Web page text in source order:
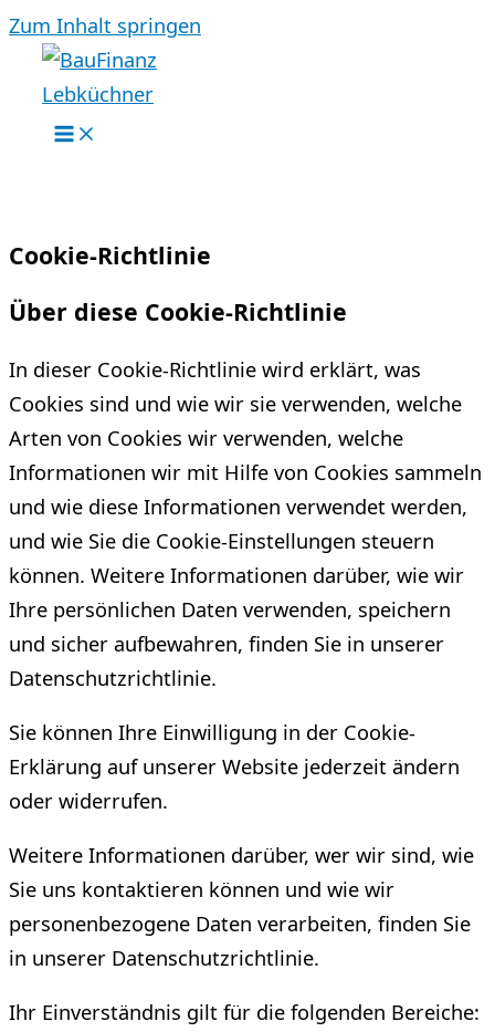
Zum Inhalt springen
Cookie-Richtlinie
Über diese Cookie-Richtlinie
In dieser Cookie-Richtlinie wird erklärt, was
Cookies sind und wie wir sie verwenden, welche
Arten von Cookies wir verwenden, welche
Informationen wir mit Hilfe von Cookies sammeln
und wie diese Informationen verwendet werden,
und wie Sie die Cookie-Einstellungen steuern
können. Weitere Informationen darüber, wie wir
Ihre persönlichen Daten verwenden, speichern
und sicher aufbewahren, finden Sie in unserer
Datenschutzrichtlinie.
Sie können Ihre Einwilligung in der Cookie-
Erklärung auf unserer Website jederzeit ändern
oder widerrufen.
Weitere Informationen darüber, wer wir sind, wie
Sie uns kontaktieren können und wie wir
personenbezogene Daten verarbeiten, finden Sie
in unserer Datenschutzrichtlinie.
Ihr Einverständnis gilt für die folgenden Bereiche: